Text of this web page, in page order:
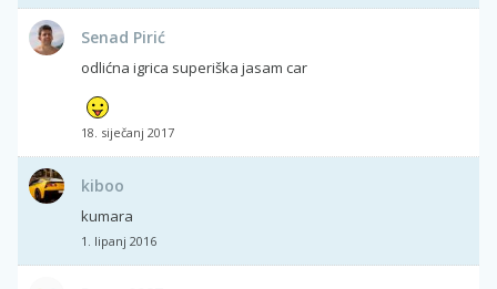
Senad Pirić
odlićna igrica superiška jasam car
18. siječanj 2017
kiboo
kumara
1. lipanj 2016